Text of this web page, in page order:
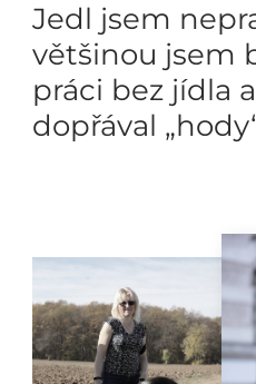
Jedl jsem
většinou jsem
práci bez jídla
dopřával